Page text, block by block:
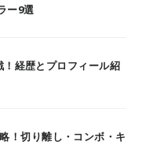
ー9選
経歴とプロフィール紹
！切り離し・コンボ・キ